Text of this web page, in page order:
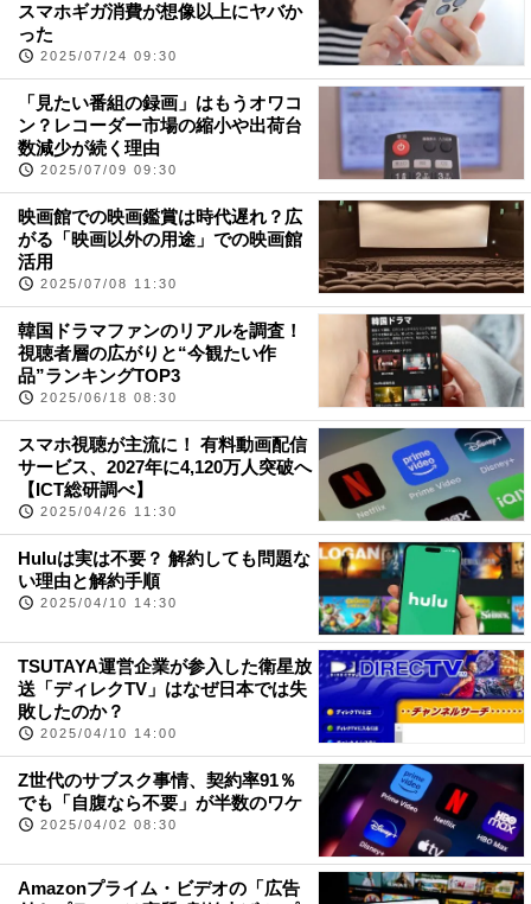
スマホギガ消費が想像以上にヤバか
った
2025/07/24 09:30
「見たい番組の録画」はもうオワコ
ン？レコーダー市場の縮小や出荷台
数減少が続く理由
2025/07/09 09:30
映画館での映画鑑賞は時代遅れ？広
がる「映画以外の用途」での映画館
活用
2025/07/08 11:30
韓国ドラマファンのリアルを調査！
視聴者層の広がりと“今観たい作
品”ランキングTOP3
2025/06/18 08:30
スマホ視聴が主流に！ 有料動画配信
サービス、2027年に4,120万人突破へ
【ICT総研調べ】
2025/04/26 11:30
Huluは実は不要？ 解約しても問題な
い理由と解約手順
2025/04/10 14:30
TSUTAYA運営企業が参入した衛星放
送「ディレクTV」はなぜ日本では失
敗したのか？
2025/04/10 14:00
Z世代のサブスク事情、契約率91％
でも「自腹なら不要」が半数のワケ
2025/04/02 08:30
Amazonプライム・ビデオの「広告